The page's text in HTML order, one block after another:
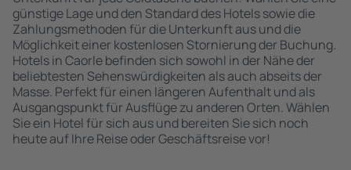
günstige Lage und den Standard des Hotels sowie die
Zahlungsmethoden für die Unterkunft aus und die
Möglichkeit einer kostenlosen Stornierung der Buchung.
Hotels in Caorle befinden sich sowohl in der Nähe der
beliebtesten Sehenswürdigkeiten als auch abseits der
Masse. Perfekt für einen längeren Aufenthalt und als
Ausgangspunkt für Ausflüge zu anderen Orten. Wählen
Sie ein Hotel für sich aus und bereiten Sie sich noch
heute auf Ihre Reise oder Geschäftsreise vor!